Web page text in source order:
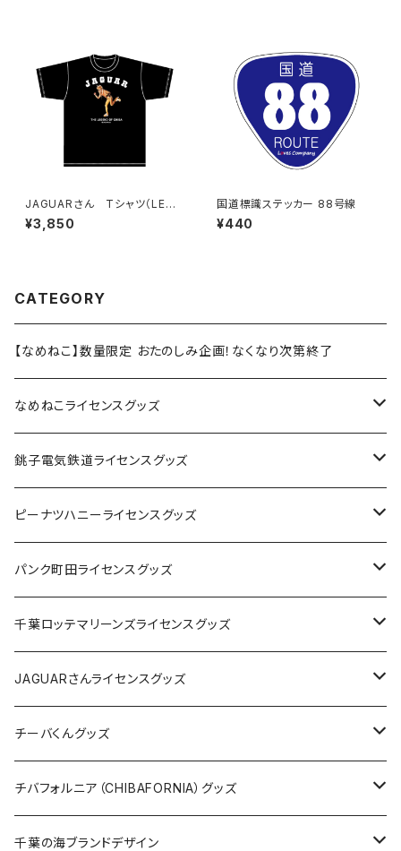
JAGUARさん Tシャツ（LEGE
ND-B）Black
¥3,850
国道標識ステッカー 88号線
¥440
CATEGORY
【なめねこ】数量限定 おたのしみ企画！なくなり次第終了
なめねこライセンスグッズ
Tシャツ
キャップ
ステッカー
缶バッジ
ホテルキーホルダー
銚子電気鉄道ライセンスグッズ
ステッカー
缶バッジ
アクリルキーホルダー
ホテルキーホルダー
クリアファイル
Tシャツ
キャップ
ピーナツハニーライセンスグッズ
Tシャツ
キャップ
バッグ
ステッカー
缶バッジ
キーホルダー
パンク町田ライセンスグッズ
Tシャツ
キャップ
バッグ
ステッカー
缶バッジ
千葉ロッテマリーンズライセンスグッズ
ステッカー
ステッカー
ステッカー大
缶バッジ
缶バッジ32mm
缶バッジ54mm
エコバッグ
JAGUARさんコラボグッズ
JAGUARさんライセンスグッズ
Tシャツ
ステッカー
缶バッジ
チーバくんグッズ
Tシャツ
キャップ
チバフォルニア（CHIBAFORNIA）グッズ
Tシャツ
千葉の海ブランドデザイン